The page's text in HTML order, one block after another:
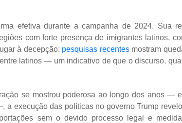
efetiva durante a campanha de 2024. Sua
com forte presença de imigrantes latinos,
à decepção: pesquisas recentesmostram
latinos — um indicativo de que o discurso,
se mostrou poderosa ao longo dos anos —
execução das políticas no governo Trump
sem o devido processo legal e